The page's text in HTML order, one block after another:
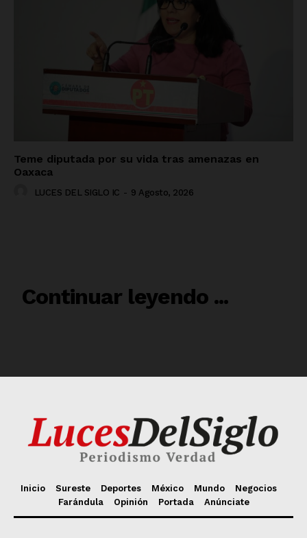
Inicio Sureste Deportes México Mundo
Negocios
Farándula
Opinión Portada Anúnciate